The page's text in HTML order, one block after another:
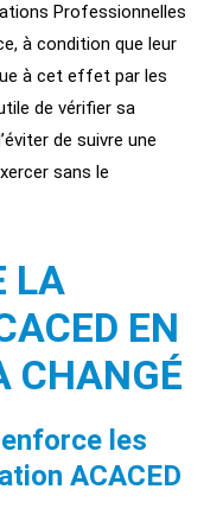
Professionnelles
à condition que leur
à cet effet par les
de vérifier sa
de suivre une
sans le
LA
EN
CHANGÉ
les
ACACED